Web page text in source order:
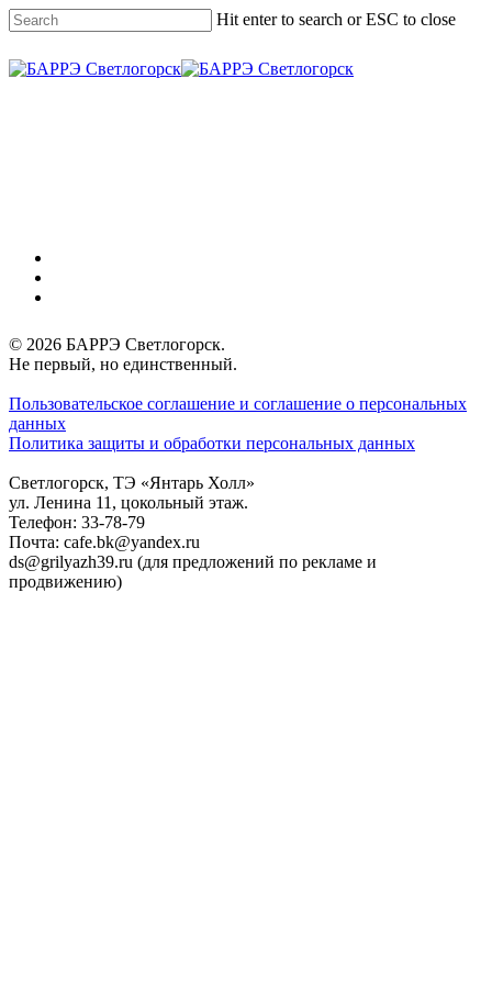
Skip
to
main
content
Hit enter to search or ESC to close
Close
© 2026 БАРРЭ Светлогорск.
Не первый, но единственный.
Пользовательское соглашение и соглашение о персональных
данных
Политика защиты и обработки персональных данных
Светлогорск, ТЭ «Янтарь Холл»
ул. Ленина 11, цокольный этаж.
Телефон: 33-78-79
Почта: cafe.bk@yandex.ru
ds@grilyazh39.ru (для предложений по рекламе и
продвижению)